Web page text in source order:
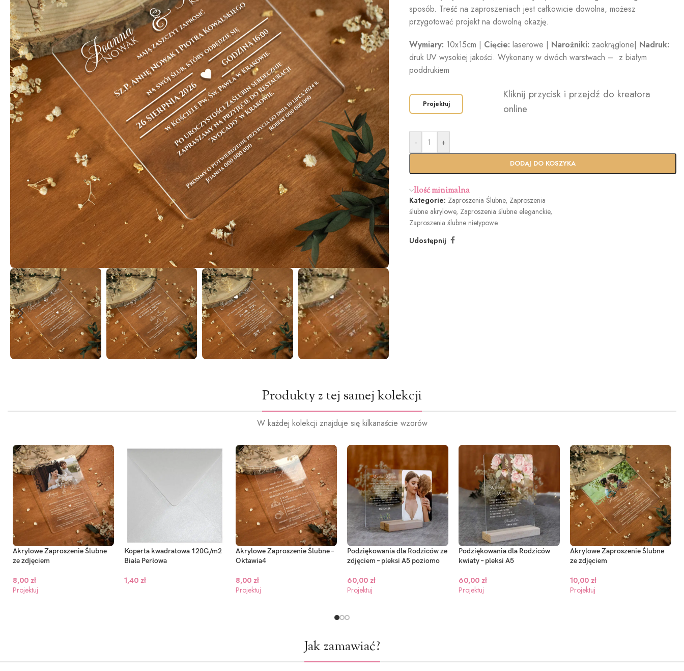
sposób. Treść na zaproszeniach jest całkowicie dowolna, możesz
przygotować projekt na dowolną okazję.
Wymiary: 10x15cm | Cięcie: laserowe | Narożniki: zaokrąglone| Nadruk:
druk UV wysokiej jakości. Wykonany w dwóch warstwach – z białym
poddrukiem
Projektuj
Kliknij przycisk i przejdź do kreatora
online
- +
DODAJ DO KOSZYKA
Ilość minimalna
Kategorie: Zaproszenia Ślubne, Zaproszenia
ślubne akrylowe, Zaproszenia ślubne eleganckie,
Zaproszenia ślubne nietypowe
Udostępnij
Produkty z tej samej kolekcji
W każdej kolekcji znajduje się kilkanaście wzorów
Akrylowe Zaproszenie Ślubne
ze zdjęciem
8,00 zł
Projektuj
Koperta kwadratowa 120G/m2
Biała Perłowa
1,40 zł
Akrylowe Zaproszenie Ślubne –
Oktawia4
8,00 zł
Projektuj
Podziękowania dla Rodziców ze
zdjęciem – pleksi A5 poziomo
60,00 zł
Projektuj
Podziękowania dla Rodziców
kwiaty – pleksi A5
60,00 zł
Projektuj
Akrylowe Zaproszenie Ślubne
ze zdjęciem
10,00 zł
Projektuj
Jak zamawiać?